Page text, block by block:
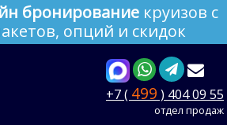
бронирование круизов с
опций и скидок
+7 ( 499 ) 404 09 55
отдел продаж